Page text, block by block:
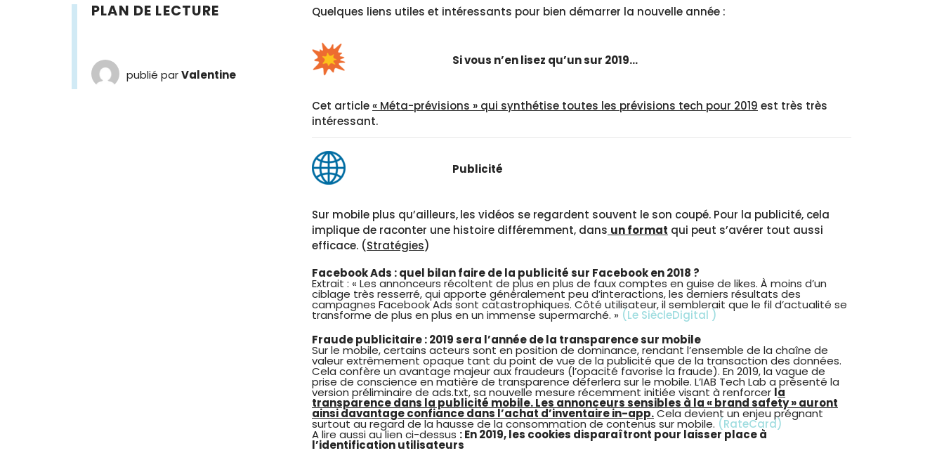
PLAN DE LECTURE
publié parValentine
Quelques liens utiles et intéressants pour bien démarrer la nouvelle année :
Si vous n’en lisez qu’un sur 2019…
Cet article« Méta-prévisions » qui synthétise toutes les prévisions tech pour 2019 est très très
intéressant.
Publicité
Sur mobile plus qu’ailleurs,les vidéos se regardent souvent le son coupé. Pour la publicité, cela
implique de raconter une histoire différemment, dans un format qui peut s’avérer tout aussi
efficace. (Stratégies)
Facebook Ads : quel bilan faire de la publicité sur Facebook en 2018 ?
Extrait : « Les annonceurs récoltent de plus en plus de faux comptes en guise de likes. À moins d’un
ciblage très resserré, qui apporte généralement peu d’interactions, les derniers résultats des
campagnes Facebook Ads sont catastrophiques. Côté utilisateur, il semblerait que le fil d’actualité se
transforme de plus en plus en un immense supermarché. » (Le SiècleDigital )
Fraude publicitaire : 2019 sera l’année de la transparence sur mobile
Sur le mobile, certains acteurs sont en position de dominance, rendant l’ensemble de la chaîne de
valeur extrêmement opaque tant du point de vue de la publicité que de la transaction des données.
Cela confère un avantage majeur aux fraudeurs (l’opacité favorise la fraude). En 2019, la vague de
prise de conscience en matière de transparence déferlera sur le mobile. L’IAB Tech Lab a présenté la
version préliminaire de ads.txt, sa nouvelle mesure récemment initiée visant à renforcer la
transparence dans la publicité mobile. Les annonceurs sensibles à la « brand safety » auront
ainsi davantage confiance dans l’achat d’inventaire in-app.Cela devient un enjeu prégnant
surtout au regard de la hausse de la consommation de contenus sur mobile. (RateCard)
A lire aussi au lien ci-dessus : En 2019, les cookies disparaîtront pour laisser place à
l’identification utilisateurs